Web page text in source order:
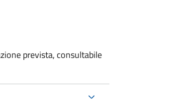
prevista, consultabile